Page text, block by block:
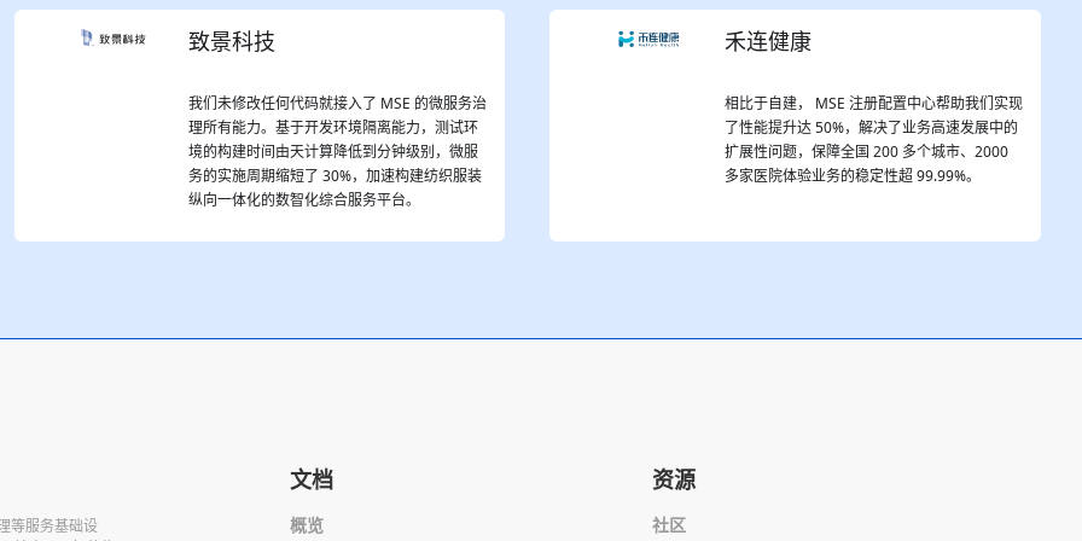
致景科技
我们未修改任何代码就接入了 MSE 的微服务治
理所有能力。基于开发环境隔离能力，测试环
境的构建时间由天计算降低到分钟级别，微服
务的实施周期缩短了 30%，加速构建纺织服装
纵向一体化的数智化综合服务平台。
禾连健康
相比于自建， MSE 注册配置中心帮助我们实现
了性能提升达 50%，解决了业务高速发展中的
扩展性问题，保障全国 200 多个城市、2000
多家医院体验业务的稳定性超 99.99%。
等服务基础设
文档
概览
资源
社区